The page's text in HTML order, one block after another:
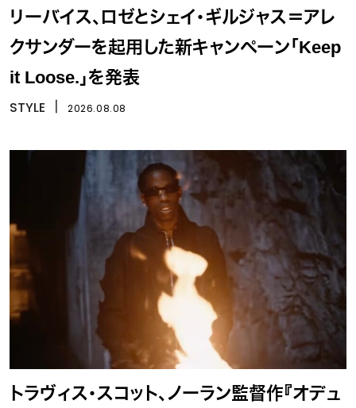
リーバイス、ロゼとシェイ・ギルジャス＝アレ
クサンダーを起用した新キャンペーン「Keep
it Loose.」を発表
STYLE 2026.08.08
トラヴィス・スコット、ノーラン監督作『オデュ